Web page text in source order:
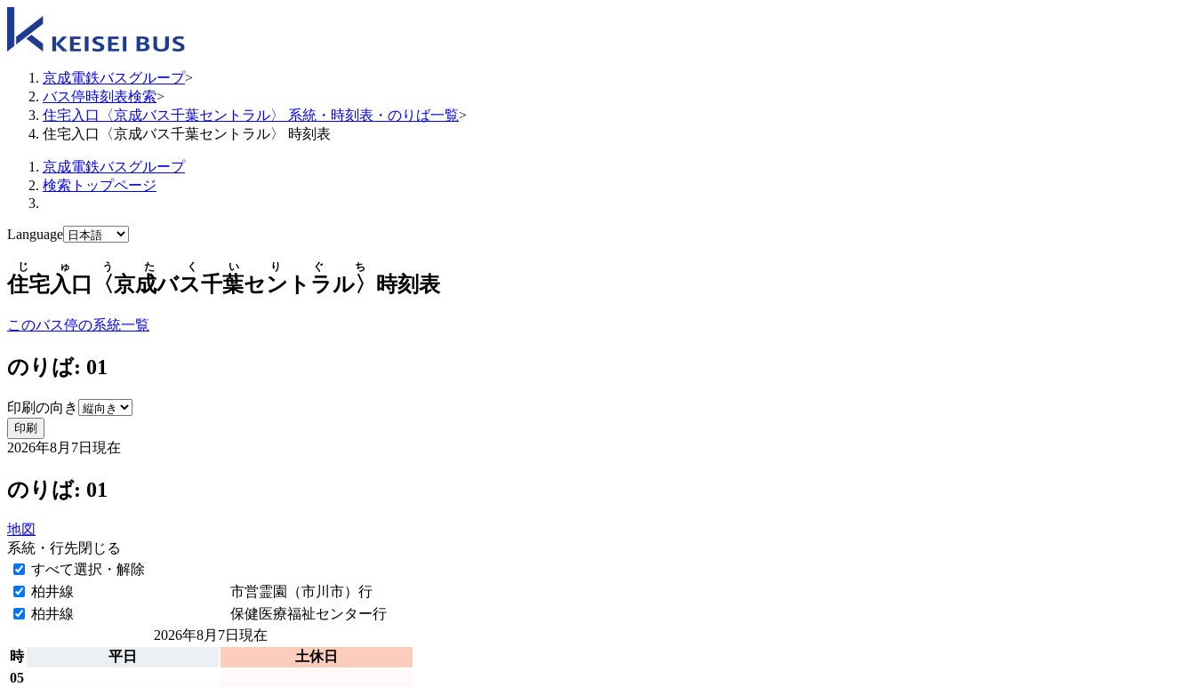
京成電鉄バスグループ>
バス停時刻表検索>
住宅入口〈京成バス千葉セントラル〉 系統・時刻表・のりば一覧>
住宅入口〈京成バス千葉セントラル〉 時刻表
京成電鉄バスグループ
検索トップページ
Language
住宅入口〈京成バス千葉セントラル〉
じゅうたくいりぐち
時刻表
このバス停の系統一覧
のりば: 01
印刷の向き
印刷
2026年8月7日 現在
のりば: 01
地図
系統・行先閉じる
すべて選択・解除
柏井線
市営霊園（市川市）行
柏井線
保健医療福祉センター行
2026年8月7日 現在
時
平日
土休日
05